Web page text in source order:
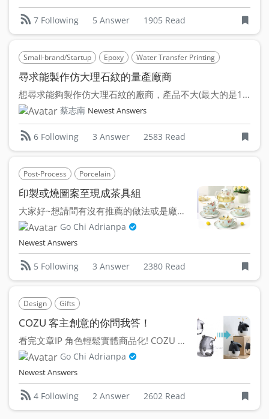
7 Following 5 Answer 1905 Read
Small-brand/Startup Epoxy Water Transfer Printing
尋求能製作仿大理石紋的量產廠商
想尋求能夠製作仿大理石紋的廠商，產品不大(最大的是160*9...
蔡志南 Newest Answers
6 Following 3 Answer 2583 Read
Post-Process Porcelain
印製或燒圖案至現成茶具組
大家好~想請問有沒有推薦的做法或是廠商可以把一幅畫完整的轉...
Go Chi Adrianpa
Newest Answers
5 Following 3 Answer 2380 Read
Design Gifts
COZU 客主創意的你問我答！
看完文章IP 角色輕鬆實體商品化! COZU 用設計讓禮贈...
Go Chi Adrianpa
Newest Answers
4 Following 2 Answer 2602 Read